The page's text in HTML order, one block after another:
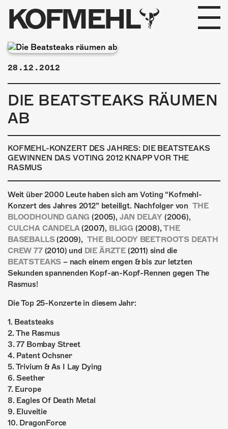
KOFMEHL
PROGRAMM
FABRIKGEFLÜSTER
GALERIE
PHOTOMAT
INFOS
KONTAKT
ÜBER UNS
GÖNNEREI
SHOP
MITMACHEN
28.12.2012
DIE BEATSTEAKS RÄUMEN
AB
KOFMEHL-KONZERT DES JAHRES: DIE BEATSTEAKS
GEWINNEN DAS VOTING 2012 KNAPP VOR THE
RASMUS
Weit über 2000 Leute haben sich am Voting “Kofmehl-
Konzert des Jahres 2012” beteiligt. Nachfolger von THE
BLOODHOUND GANG (2005), JAN DELAY (2006),
CULCHA CANDELA(2007), BLIGG (2008),THE
BASEBALLS(2009), THE BLOODY BEETROOTS DEATH
CREW 77 (2010) und DIE ÄRZTE (2011) sind die
BEATSTEAKS – nach einem engen & bis zur letzten
Sekunden spannenden Kopf-an-Kopf-Rennen gegen The
Rasmus!
Die Top 25-Konzerte in diesem Jahr:
1. Beatsteaks
2. The Rasmus
3. 77 Bombay Street
4. Patent Ochsner
5. Trivium & As I Lay Dying
6. Seether
7. Europe
8. Eagles Of Death Metal
9. Eluveitie
10. DragonForce